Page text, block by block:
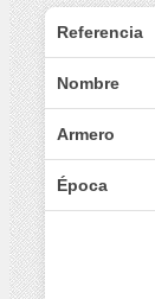
Referencia
Nombre
Armero
Época